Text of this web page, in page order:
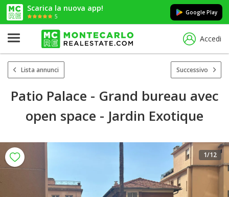
Scarica la nuova app!
5
Google Play
Accedi
Lista annunci Successivo
Patio Palace - Grand bureau avec
open space - Jardin Exotique
1/12